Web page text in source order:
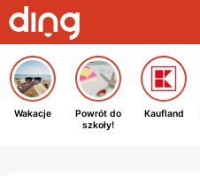
Wakacje
Powrót do
szkoły!
Kaufland